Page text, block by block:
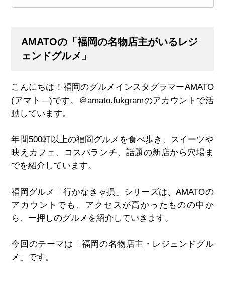
AMATOの「福岡の名物店主がいるレジ
ェンドグルメ」
こんにちは！福岡のグルメインスタグラマーAMATO
(アマト―)です。＠amato.fukgramのアカウントで活
動しています。
年間500軒以上の福岡グルメを食べ歩き、スイーツや
映えカフェ、コスパランチ、話題の新店から穴場ま
でを紹介しています。
福岡グルメ「行かなきゃ損」シリーズは、AMATOの
アカウントでも、アクセスが高かったものの中か
ら、一押しのグルメを紹介していきます。
今回のテーマは「福岡の名物店主・レジェンドグル
メ」です。